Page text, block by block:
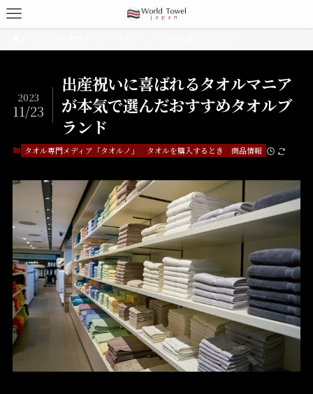
出産祝いに喜ばれるタオルマニア
が本気で選んだおすすめタオルブ
ランド
2023
11/23
タオル専門メディア「タオルノ」 タオルを購入するとき 商品情報